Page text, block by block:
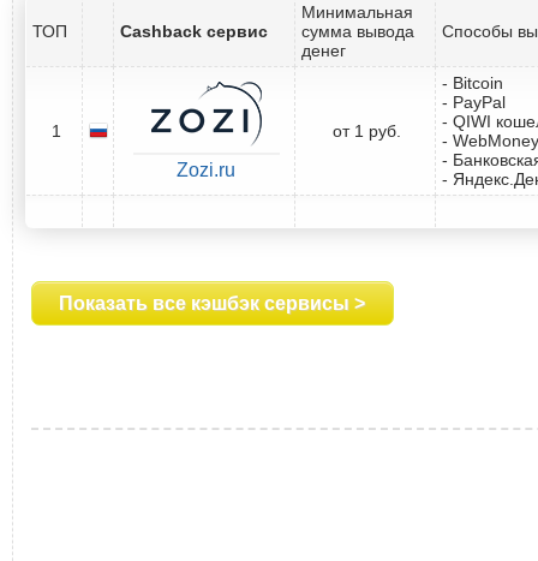
ТОП Cashback сервис
Минимальная
сумма вывода
денег
Способы
1
Zozi.ru
от 1 руб.
- Bitcoin
- PayPal
- QIWI
- WebMoney
-
-
Показать все кэшбэк сервисы >